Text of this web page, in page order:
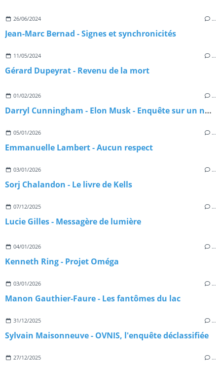
26/06/2024 …
Jean-Marc Bernad - Signes et synchronicités
11/05/2024 …
Gérard Dupeyrat - Revenu de la mort
01/02/2026 …
Darryl Cunningham - Elon Musk - Enquête sur un nouveau maître du monde
05/01/2026 …
Emmanuelle Lambert - Aucun respect
03/01/2026 …
Sorj Chalandon - Le livre de Kells
07/12/2025 …
Lucie Gilles - Messagère de lumière
04/01/2026 …
Kenneth Ring - Projet Oméga
03/01/2026 …
Manon Gauthier-Faure - Les fantômes du lac
31/12/2025 …
Sylvain Maisonneuve - OVNIS, l'enquête déclassifiée
27/12/2025 …